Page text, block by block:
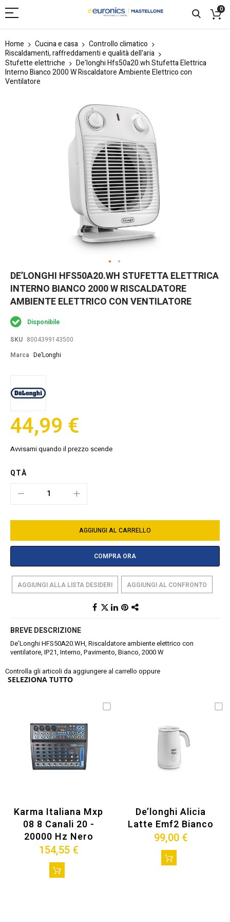
0
Home Cucina e casa
Controllo climatico
Riscaldamenti, raffreddamenti e qualità dell'aria
Stufette elettriche
De’longhi Hfs50a20.wh Stufetta Elettrica
Interno Bianco 2000 W Riscaldatore Ambiente Elettrico con
Ventilatore
Skip
to
the
beginning
the
images
gallery
DE’LONGHI HFS50A20.WH STUFETTA ELETTRICA
INTERNO BIANCO 2000 W RISCALDATORE
AMBIENTE ELETTRICO CON VENTILATORE
Disponibile
SKU 8004399143500
Marca De’Longhi
44,99 €
Avvisami quando il prezzo scende
QTÀ
AGGIUNGI AL CARRELLO
COMPRA ORA
AGGIUNGI ALLA LISTA DESIDERI AGGIUNGI AL CONFRONTO
BREVE DESCRIZIONE
De’Longhi HFS50A20.WH, Riscaldatore ambiente elettrico con
ventilatore, IP21, Interno, Pavimento, Bianco, 2000 W
Controlla gli articoli da aggiungere al carrello oppure
SELEZIONA TUTTO
Karma Italiana Mxp
08 8 Canali 20 -
20000 Hz Nero
154,55 €
De’longhi Alicia
Latte Emf2 Bianco
99,00 €